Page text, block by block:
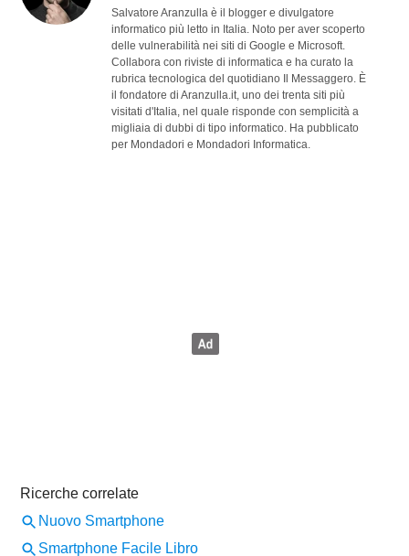
Salvatore Aranzulla è il blogger e divulgatore
informatico più letto in Italia. Noto per aver scoperto
delle vulnerabilità nei siti di Google e Microsoft.
Collabora con riviste di informatica e ha curato la
rubrica tecnologica del quotidiano Il Messaggero. È
il fondatore di Aranzulla.it, uno dei trenta siti più
visitati d'Italia, nel quale risponde con semplicità a
migliaia di dubbi di tipo informatico. Ha pubblicato
per Mondadori e Mondadori Informatica.